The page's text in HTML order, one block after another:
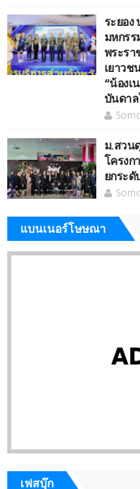
ระยอง
มหกร
พระรา
เยาวช
“น้องเ
บันดาล
ม.สวน
โครงก
ยกระ
แบนเนอร์โษษณา
เฟสบุ๊ก